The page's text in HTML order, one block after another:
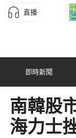
直播
即時新聞
南韓股
海力士